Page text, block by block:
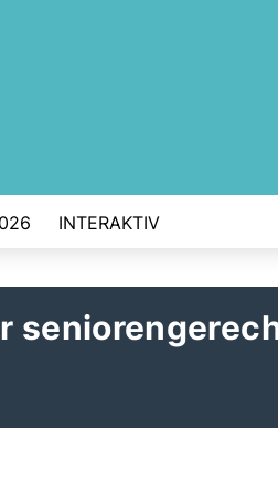
INTERAKTIV